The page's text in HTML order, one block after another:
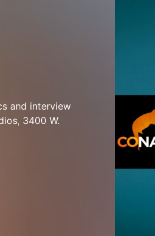
and interview
3400 W.